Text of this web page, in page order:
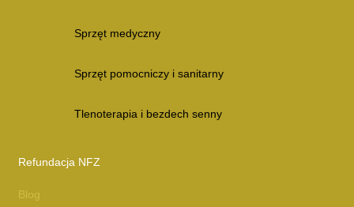
Sprzęt medyczny
Sprzęt pomocniczy i sanitarny
Tlenoterapia i bezdech senny
Refundacja NFZ
Blog